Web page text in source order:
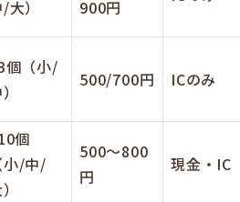
大）
900円
個（小/
500/700円 ICのみ
個
小/中/
500～800
円
現金・IC